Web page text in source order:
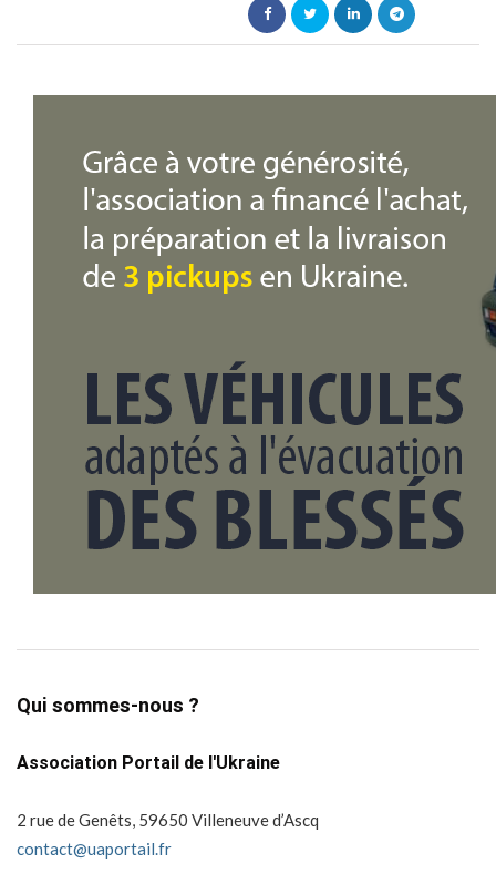
Qui sommes-nous ?
Association Portail de l'Ukraine
2 rue de Genêts, 59650 Villeneuve d’Ascq
contact@uaportail.fr